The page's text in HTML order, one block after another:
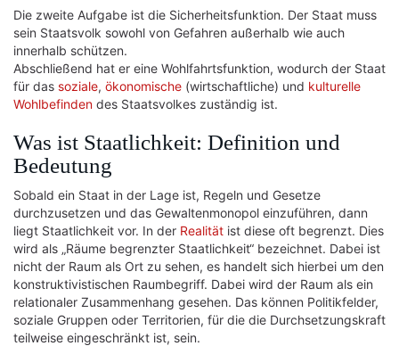
Die zweite Aufgabe ist die Sicherheitsfunktion. Der Staat muss
sein Staatsvolk sowohl von Gefahren außerhalb wie auch
innerhalb schützen.
Abschließend hat er eine Wohlfahrtsfunktion, wodurch der Staat
für das soziale, ökonomische (wirtschaftliche) und kulturelle
Wohlbefinden des Staatsvolkes zuständig ist.
Was ist Staatlichkeit: Definition und
Bedeutung
Sobald ein Staat in der Lage ist, Regeln und Gesetze
durchzusetzen und das Gewaltenmonopol einzuführen, dann
liegt Staatlichkeit vor. In der Realität ist diese oft begrenzt. Dies
wird als „Räume begrenzter Staatlichkeit“ bezeichnet. Dabei ist
nicht der Raum als Ort zu sehen, es handelt sich hierbei um den
konstruktivistischen Raumbegriff. Dabei wird der Raum als ein
relationaler Zusammenhang gesehen. Das können Politikfelder,
soziale Gruppen oder Territorien, für die die Durchsetzungskraft
teilweise eingeschränkt ist, sein.